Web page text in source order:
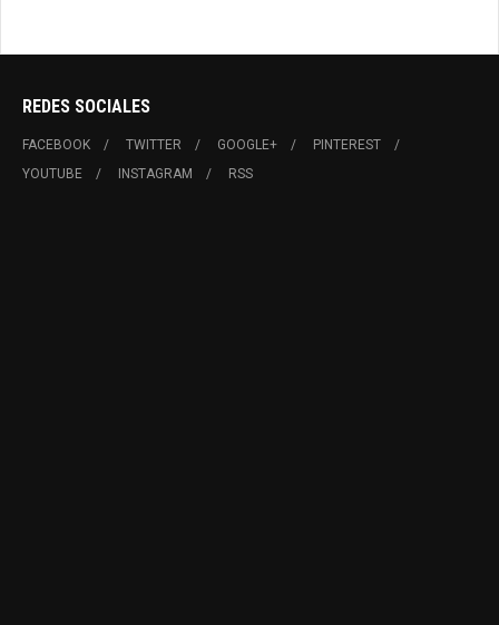
REDES SOCIALES
FACEBOOK TWITTER GOOGLE+
PINTEREST
YOUTUBE
INSTAGRAM RSS